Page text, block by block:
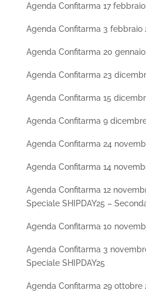
Agenda Confitarma 17
Agenda Confitarma 3 febbraio
Agenda Confitarma 20
Agenda Confitarma 23
Agenda Confitarma 15
Agenda Confitarma 9
Agenda Confitarma 24
Agenda Confitarma 14
Agenda Confitarma 12
Speciale SHIPDAY25 –
Agenda Confitarma 10
Agenda Confitarma 3
Speciale SHIPDAY25
Agenda Confitarma 29 ottobre